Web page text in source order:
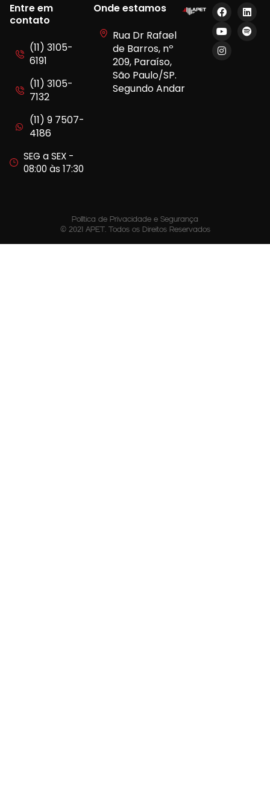
Entre em
contato
(11) 3105-
6191
(11) 3105-
7132
(11) 9 7507-
4186
SEG a SEX -
08:00 às 17:30
Onde estamos
Rua Dr Rafael
de Barros, nº
209, Paraíso,
São Paulo/SP.
Segundo Andar
Política de Privacidade e Segurança
© 2021 APET. Todos os Direitos Reservados